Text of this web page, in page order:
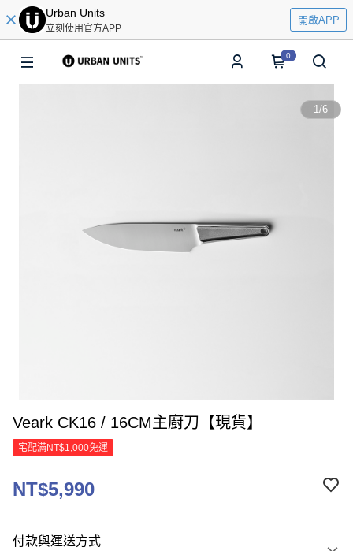
Urban Units
立刻使用官方APP
開啟APP
0
1/6
Veark CK16 / 16CM主廚刀【現貨】
宅配滿NT$1,000免運
NT$5,990
付款與運送方式